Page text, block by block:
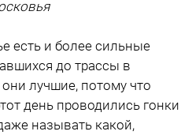
есть и более сильные
до трассы в
лучшие, потому что
день проводились гонки
называть какой,